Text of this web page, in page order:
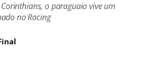
o paraguaio vive um
no Racing